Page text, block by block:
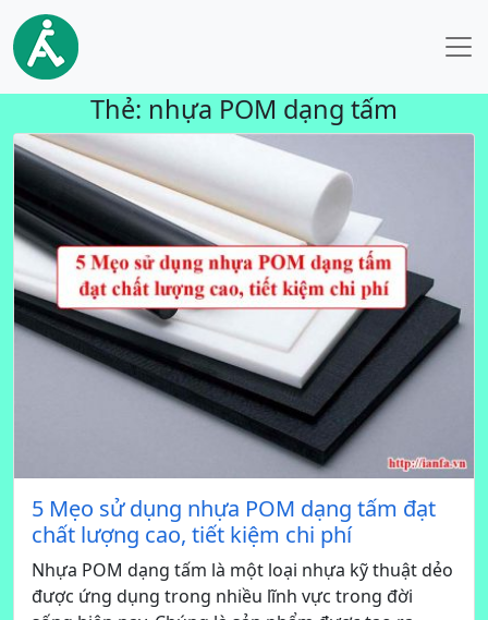
Thẻ: nhựa POM dạng tấm
5 Mẹo sử dụng nhựa POM dạng tấm đạt
chất lượng cao, tiết kiệm chi phí
Nhựa POM dạng tấm là một loại nhựa kỹ thuật dẻo
được ứng dụng trong nhiều lĩnh vực trong đời